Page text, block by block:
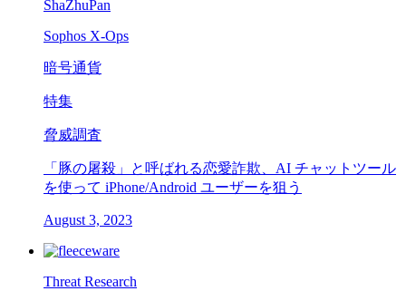
ShaZhuPan
Sophos X-Ops
暗号通貨
特集
脅威調査
「豚の屠殺」と呼ばれる恋愛詐欺、AI チャットツール
を使って iPhone/Android ユーザーを狙う
August 3, 2023
Threat Research